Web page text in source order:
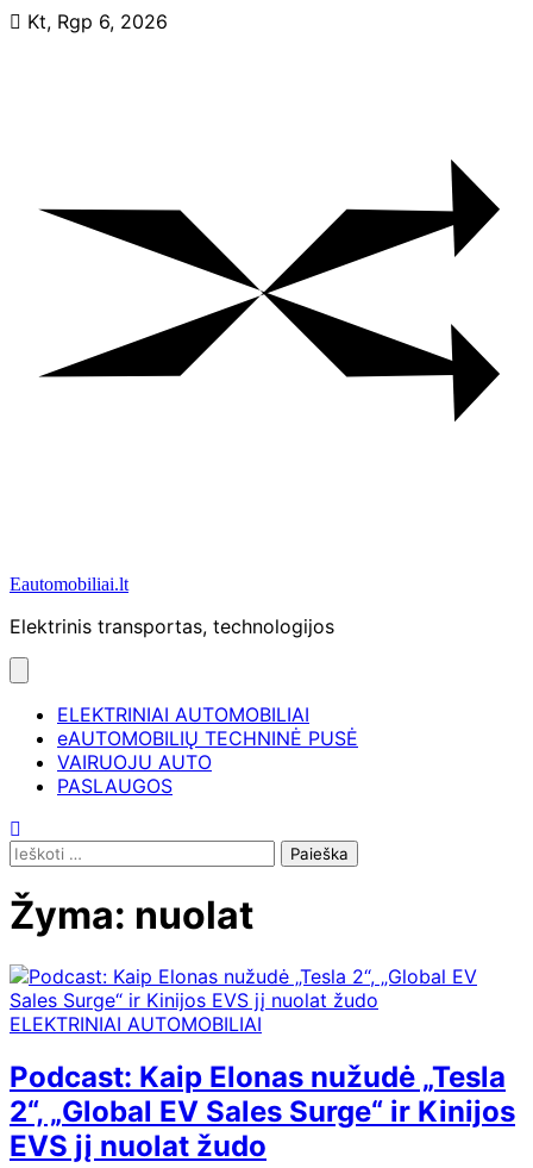
SkipKt, Rgp 6, 2026
Eautomobiliai.lt
Elektrinis transportas, technologijos
ELEKTRINIAI AUTOMOBILIAI
eAUTOMOBILIŲ TECHNINĖ PUSĖ
VAIRUOJU AUTO
PASLAUGOS
Ieškoti:
Žyma: nuolat
ELEKTRINIAI AUTOMOBILIAI
Podcast: Kaip Elonas nužudė „Tesla
2“, „Global EV Sales Surge“ ir Kinijos
EVS jį nuolat žudo